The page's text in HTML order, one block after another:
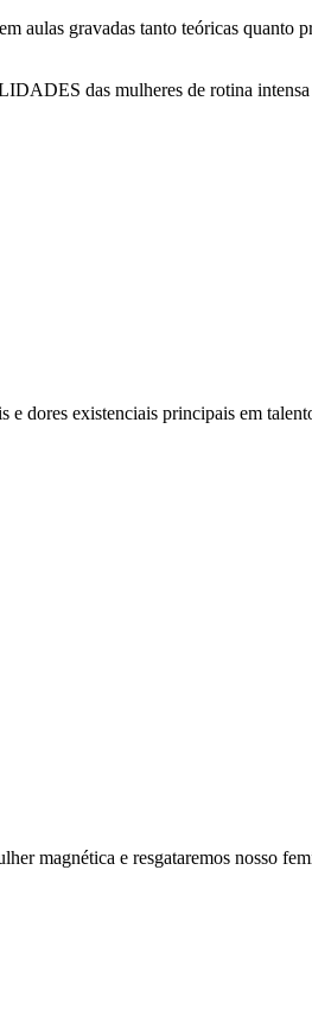
aulas gravadas tanto teóricas
das mulheres de rotina intensa
e dores existenciais principais em
magnética e resgataremos nosso